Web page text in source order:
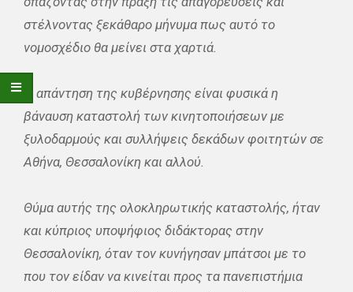
στέλνοντας ξεκάθαρο μήνυμα πως αυτό το
νομοσχέδιο θα μείνει στα χαρτιά.
Η απάντηση της κυβέρνησης είναι φυσικά η
βάναυση καταστολή των κινητοποιήσεων με
ξυλοδαρμούς και συλλήψεις δεκάδων φοιτητών σε
Αθήνα, Θεσσαλονίκη και αλλού.
Θύμα αυτής της ολοκληρωτικής καταστολής, ήταν
και κύπριος υποψήφιος διδάκτορας στην
Θεσσαλονίκη, όταν τον κυνήγησαν μπάτσοι με το
που τον είδαν να κινείται προς τα πανεπιστήμια